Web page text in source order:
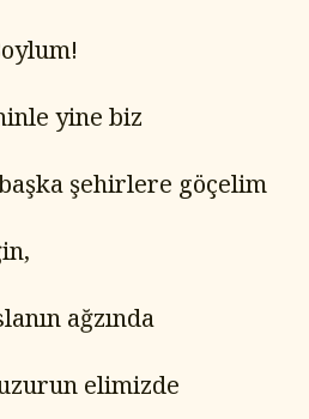
yine biz
şehirlere göçelim
ağzında
elimizde